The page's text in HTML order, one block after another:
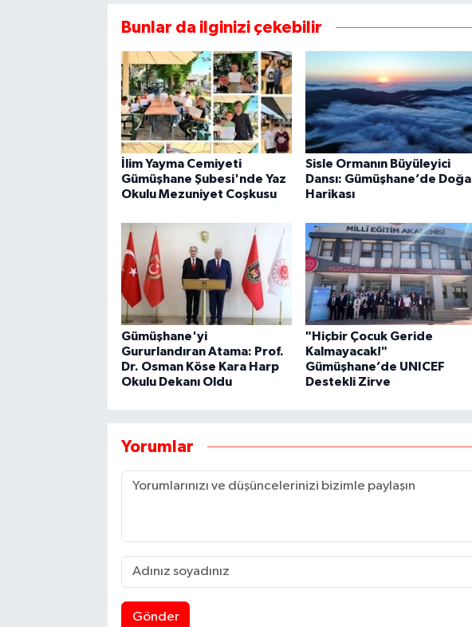
Bunlar da ilginizi çekebilir
İlim Yayma Cemiyeti
Gümüşhane Şubesi'nde Yaz
Okulu Mezuniyet Coşkusu
Sisle Ormanın Büyüleyici
Dansı: Gümüşhane’de Doğa
Harikası
Gümüşhane'yi
Gururlandıran Atama: Prof.
Dr. Osman Köse Kara Harp
Okulu Dekanı Oldu
"Hiçbir Çocuk Geride
Kalmayacak!"
Gümüşhane’de UNICEF
Destekli Zirve
Yorumlar
Gönder